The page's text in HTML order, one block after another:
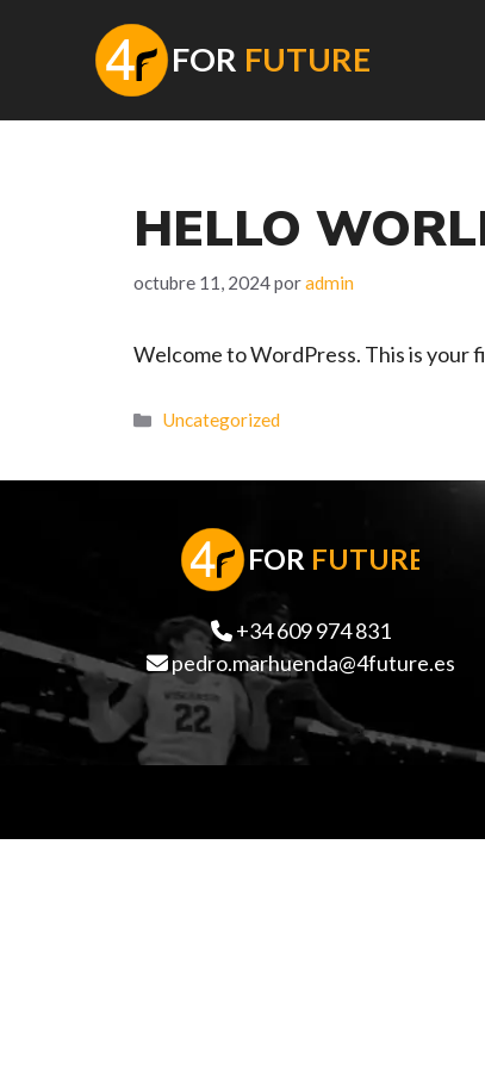
FOR FUTURE
HELLO
octubre 11, 2024poradmin
Welcome to WordPress. This is
Categorías
Uncategorized
FOR FUTURE
+34 609 974 831
pedro.marhuenda@4future.es